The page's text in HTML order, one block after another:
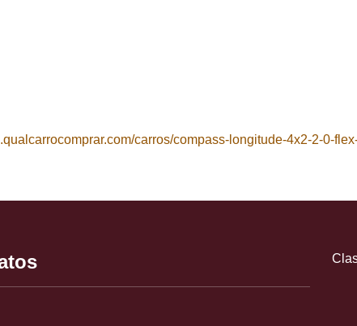
carros/compass-longitude-4x2-2-0-